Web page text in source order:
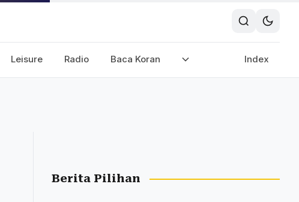
Leisure Radio Baca Koran Index
Berita Pilihan